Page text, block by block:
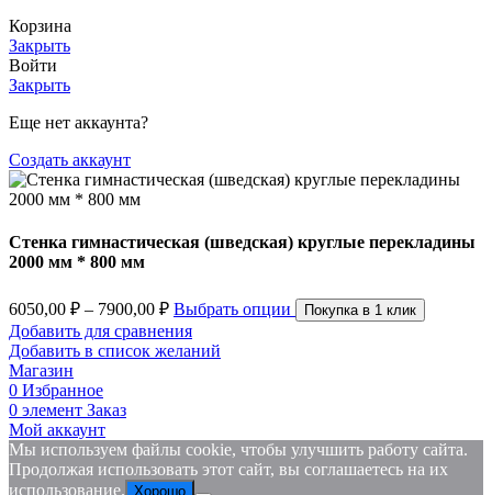
Корзина
Закрыть
Войти
Закрыть
Еще нет аккаунта?
Создать аккаунт
Стенка гимнастическая (шведская) круглые перекладины
2000 мм * 800 мм
6050,00 ₽ – 7900,00 ₽Диапазон
цен:
6050,00 ₽
Выбрать опции Покупка в 1 клик
Добавить для сравнения
Добавить в список желаний
Магазин
0 Избранное
0 элемент Заказ
Мой аккаунт
Мы используем файлы cookie, чтобы улучшить работу сайта.
Продолжая использовать этот сайт, вы соглашаетесь на их
использование. Хорошо